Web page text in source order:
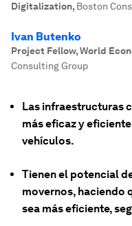
Digitalization, Boston
Ivan Butenko
Project Fellow, World
Consulting Group
Las infraestructuras
más eficaz y
vehículos.
Tienen el potencial
movernos, haciendo
sea más eficiente,